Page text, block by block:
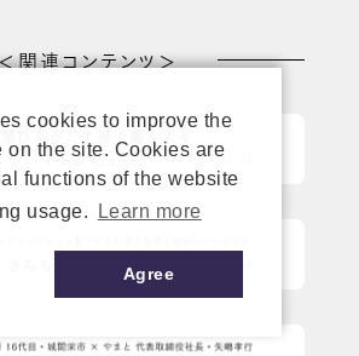
関連コンテンツ＞
cookies to improve the
on the site. Cookies are
functions of the website
usage.
Learn more
Agree